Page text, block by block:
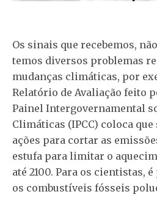
Os sinais que recebemos,
temos diversos problemas
mudanças climáticas, por
Relatório de Avaliação feito
Painel Intergovernamental
Climáticas (IPCC) coloca
ações para cortar as
estufa para limitar o
até 2100. Para os cientistas,
os combustíveis fósseis